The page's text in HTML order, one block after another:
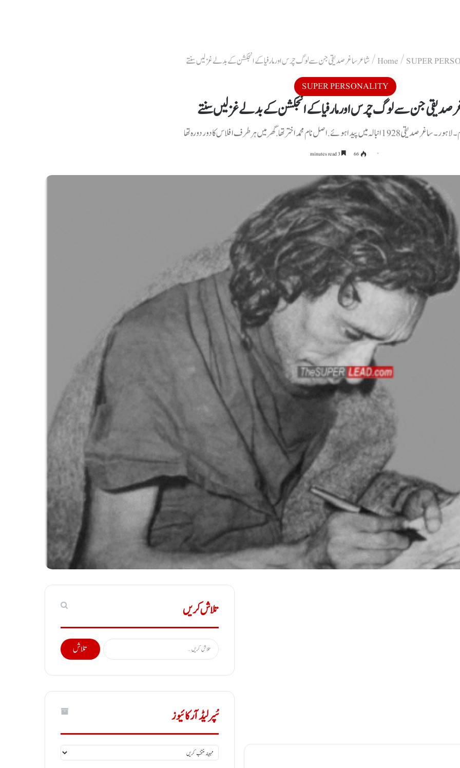
/ SUPER
/شاعرساغر صدیقی جن سے لوگ چرس اور مارفیا کے انجکشن کے بدلے غزلیں سنتے
SUPER PERSONALITY
صدیقی جن سے لوگ چرس اور مارفیا کے انجکشن کے بدلے غزلیں سنتے
ہوئے. اصل نام محمد اختر تھا. گھر میں ہر طرف افلاس کا دور دورہ تھا
66
تلاش کریں
تلاش
کریں
برائے:
سُپر لیڈ آرکائیوز
سُپر
لیڈ